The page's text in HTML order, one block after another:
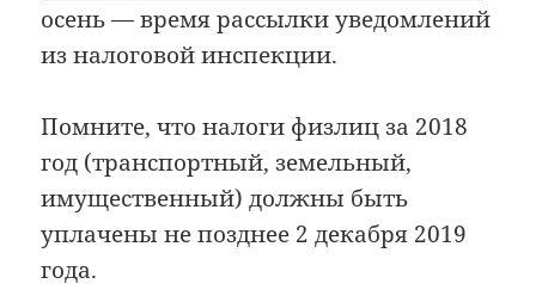
осень — время рассылки уведомлений
из налоговой инспекции.
Помните, что налоги физлиц за 2018
год (транспортный, земельный,
имущественный) должны быть
уплачены не позднее 2 декабря 2019
года.